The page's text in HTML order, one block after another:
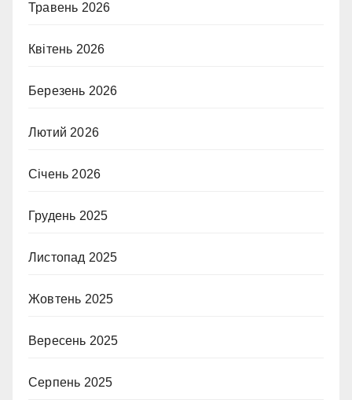
Травень 2026
Квітень 2026
Березень 2026
Лютий 2026
Січень 2026
Грудень 2025
Листопад 2025
Жовтень 2025
Вересень 2025
Серпень 2025